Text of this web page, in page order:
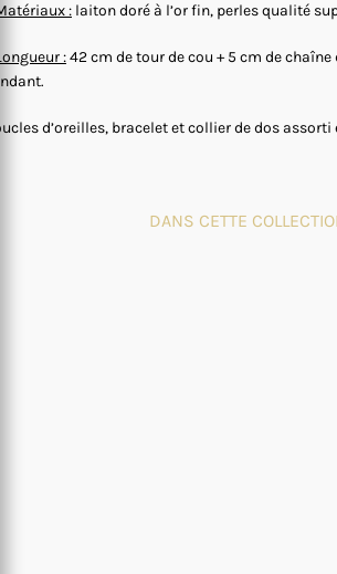
: laiton doré à l’or fin, perles qualité
:42 cm de tour de cou + 5 cm de chaîne
d’oreilles, bracelet et collier de dos assorti
DANS CETTE